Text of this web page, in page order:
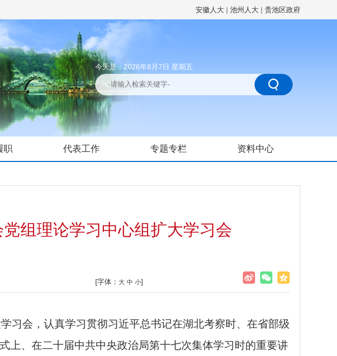
安徽人大 | 池州人大 | 贵池区政府
今天是：2026年8月7日 星期五
职 代表工作 专题专栏 资料中心
组理论学习中心组扩大学习会
[字体： 大 中 小]
习会，认真学习贯彻习近平总书记在湖北考察时、 在省部级
上、在二十届中共中央政治局第十七次集体学习时的重要讲